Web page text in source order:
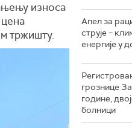
износа
тржишту.
Апел за
струје –
енергије у
грознице
године,
болници